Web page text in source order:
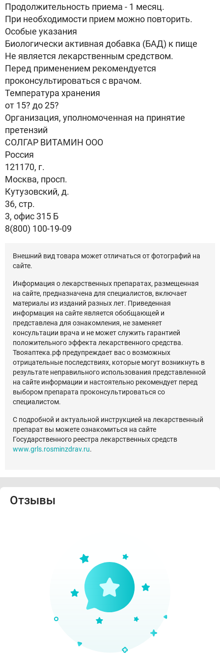
Продолжительность приема - 1 месяц.
При необходимости прием можно повторить.
Особые указания
Биологически активная добавка (БАД) к пище
Не является лекарственным средством.
Перед применением рекомендуется
проконсультироваться с врачом.
Температура хранения
от 15? до 25?
Организация, уполномоченная на принятие
претензий
СОЛГАР ВИТАМИН ООО
Россия
121170, г.
Москва, просп.
Кутузовский, д.
36, стр.
3, офис 315 Б
8(800) 100-19-09
Внешний вид товара может отличаться от фотографий на
сайте.
Информация о лекарственных препаратах, размещенная
на сайте, предназначена для специалистов, включает
материалы из изданий разных лет. Приведенная
информация на сайте является обобщающей и
представлена для ознакомления, не заменяет
консультации врача и не может служить гарантией
положительного эффекта лекарственного средства.
Твояаптека.рф предупреждает вас о возможных
отрицательные последствиях, которые могут возникнуть в
результате неправильного использования представленной
на сайте информации и настоятельно рекомендует перед
выбором препарата проконсультироваться со
специалистом.
С подробной и актуальной инструкцией на лекарственный
препарат вы можете ознакомиться на сайте
Государственного реестра лекарственных средств
www.grls.rosminzdrav.ru.
Отзывы